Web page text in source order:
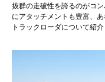
抜群の走破性を誇るのがコ
にアタッチメントも豊富、
トラックローダについて紹介